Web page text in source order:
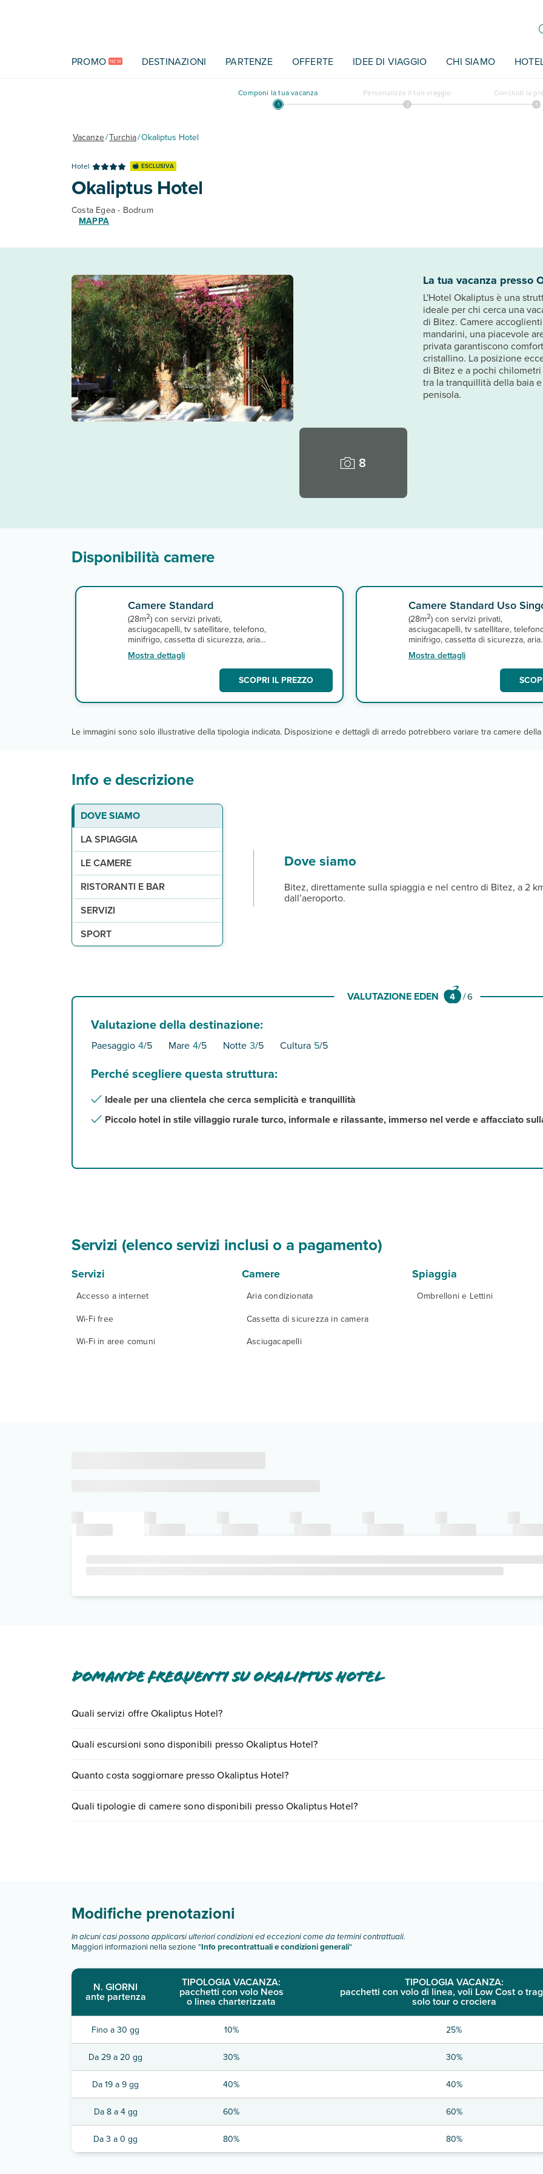
PROMO NEW DESTINAZIONI PARTENZE OFFERTE IDEE DI VIAGGIO CHI SIAMO
Componi la tua vacanza Personalizza il tuo viaggio Concludi la
Vacanze/Turchia/Okaliptus Hotel
Hotel ESCLUSIVA
Okaliptus Hotel
Costa Egea - Bodrum
MAPPA
8
La tua vacanza presso
L'Hotel Okaliptus è una
ideale per chi cerca una
di Bitez. Camere
mandarini, una piacevole
privata garantiscono
cristallino. La posizione
di Bitez e a pochi
tra la tranquillità della baia
penisola.
Disponibilità camere
Camere Standard
(28m2) con servizi privati,
asciugacapelli, tv satellitare, telefono,
minifrigo, cassetta di sicurezza, aria
condizionata e terrazza o balcone.
Connessione wi-fi gratuita nelle aree
comuni, non disponibile nelle camere.
Mostra dettagli
SCOPRI IL PREZZO
Camere Standard Uso
(28m2) con servizi privati,
asciugacapelli, tv satellitare,
minifrigo, cassetta di sicurezza, aria
condizionata e terrazza o balcone.
Connessione wi-fi gratuita nelle aree
comuni, non disponibile nelle
Mostra dettagli
Le immagini sono solo illustrative della tipologia indicata. Disposizione e dettagli di arredo potrebbero variare tra camere
Info e descrizione
DOVE SIAMO
LA SPIAGGIA
LE CAMERE
RISTORANTI E BAR
SERVIZI
SPORT
Dove siamo
Bitez, direttamente sulla spiaggia e nel centro di Bitez, a 2
dall’aeroporto.
La spiaggia
di sabbia e piccoli ciottoli, attrezzata con ombrelloni e lettini a disposizione degli ospiti (teli mare non disponibili).
Le camere
68 camere standard (28m
Ristoranti e bar
2 ristoranti di cui uno principale a buffet e, a pagamento, uno à la carte con terrazza esterna e pizzeria, un bar e
Servizi
1 piscina attrezzata con ombrelloni e lettini a disposizione degli ospiti (teli mare non disponibili) e connessione
Sport
a pagamento, sport acquatici motorizzati.
VALUTAZIONE EDEN 4 /6
Valutazione della destinazione:
Paesaggio 4/5 Mare 4/5 Notte 3/5 Cultura 5/5
Perché scegliere questa struttura:
Ideale per una clientela che cerca semplicità e tranquillità
Piccolo hotel in stile villaggio rurale turco, informale e rilassante, immerso nel verde e affacciato
Servizi (elenco servizi inclusi o a pagamento)
Servizi
Accesso a internet
Wi-Fi free
Wi-Fi in aree comuni
Camere
Aria condizionata
Cassetta di sicurezza in camera
Asciugacapelli
Spiaggia
Ombrelloni e Lettini
Domande frequenti su Okaliptus Hotel
Quali servizi offre Okaliptus Hotel?
Scopri tutti i dettagli nel paragrafo dedicato "Info e descrizione
Quali escursioni sono disponibili presso Okaliptus Hotel?
0721.17231 oprenotando un appuntamento.
Quanto costa soggiornare presso Okaliptus Hotel?
quando partire.
Quali tipologie di camere sono disponibili presso Okaliptus Hotel?
Modifiche prenotazioni
In alcuni casi possono applicarsi ulteriori condizioni ed eccezioni come da termini contrattuali.
Maggiori informazioni nella sezione "Info precontrattuali e condizioni generali"
N. GIORNI
ante partenza
TIPOLOGIA VACANZA:
pacchetti con volo Neos
o linea charterizzata
TIPOLOGIA VACANZA:
pacchetti con volo di linea, voli Low Cost o
solo tour o crociera
Fino a 30 gg 10% 25%
Da 29 a 20 gg 30% 30%
Da 19 a 9 gg 40% 40%
Da 8 a 4 gg 60% 60%
Da 3 a 0 gg 80% 80%